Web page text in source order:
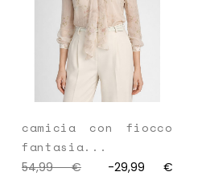
camicia con fiocco
fantasia...
54,99 € -29,99 €